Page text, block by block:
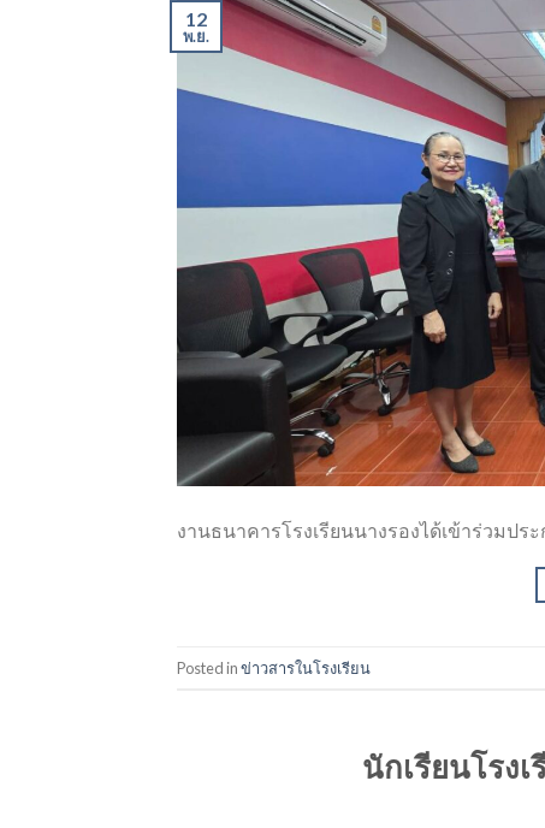
12
พ.ย.
งานธนาคารโรงเรียนนางรองได้เข้าร่วมป
Posted inข่าวสารในโรงเรียน
นักเรียนโรง